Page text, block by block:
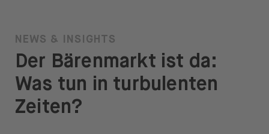
NEWS & INSIGHTS
Der Bärenmarkt ist da:
Was tun in turbulenten
Zeiten?